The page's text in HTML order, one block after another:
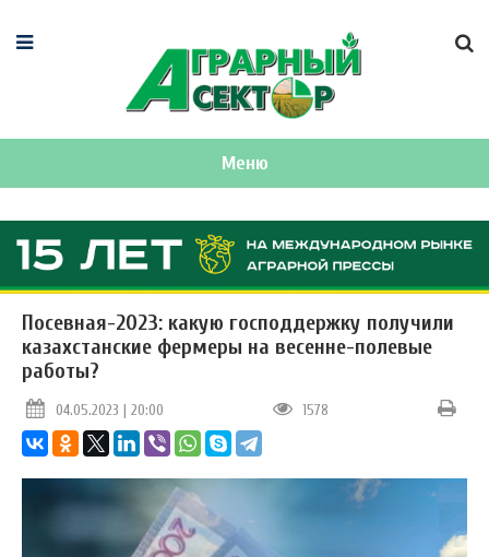
Меню
Посевная-2023: какую господдержку получили
казахстанские фермеры на весенне-полевые
работы?
04.05.2023 | 20:00 1578